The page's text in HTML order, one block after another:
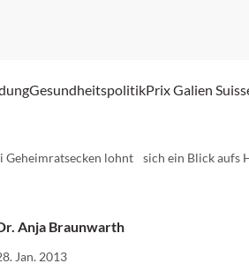
GesundheitspolitikPrix Galien
Geheimratsecken lohnt sich ein Blick aufs
Anja Braunwarth
Jan. 2013